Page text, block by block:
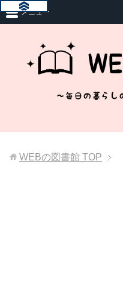
メニュー
WEBの図書館 TOP